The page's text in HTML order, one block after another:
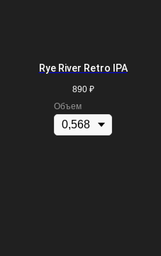
Rye River Retro IPA
890 ₽
Объем